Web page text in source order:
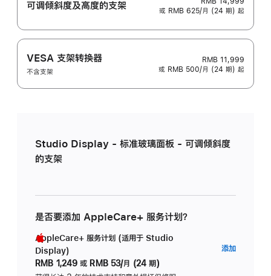
可调倾斜度及高‍度的支‍架
或 RMB 625/月 (24 期) 起
VESA 支架转换器
不含支架
RMB 11,999
或 RMB 500/月 (24 期) 起
Studio Display - 标准玻璃面板 - 可调倾斜度
的支架
是否要添加 AppleCare+ 服务计划？
AppleCare+ 服务计划 (适用于 Studio
Display)
RMB 1,249 或 RMB 53/月 (24 期)
添加